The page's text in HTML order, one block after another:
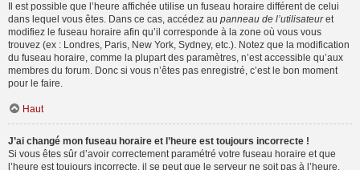
Il est possible que l’heure affichée utilise un fuseau horaire différent de celui
dans lequel vous êtes. Dans ce cas, accédez au panneau de l’utilisateuret
modifiez le fuseau horaire afin qu’il corresponde à la zone où vous vous
trouvez (ex : Londres, Paris, New York, Sydney, etc.). Notez que la modification
du fuseau horaire, comme la plupart des paramètres, n’est accessible qu’aux
membres du forum. Donc si vous n’êtes pas enregistré, c’est le bon moment
pour le faire.
Haut
J’ai changé mon fuseau horaire et l’heure est toujours incorrecte !
Si vous êtes sûr d’avoir correctement paramétré votre fuseau horaire et que
l’heure est toujours incorrecte, il se peut que le serveur ne soit pas à l’heure.